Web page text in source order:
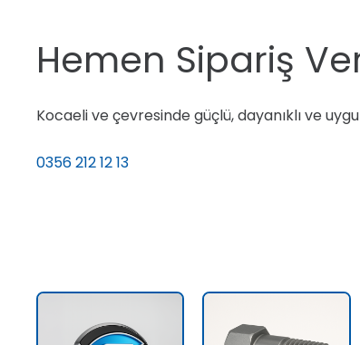
Hemen Sipariş
Kocaeli ve çevresinde güçlü, dayanıklı ve
0356 212 12 13